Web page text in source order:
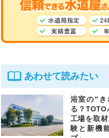
あわせて読みたい
浴室の”
る？
工場を取
験と新機